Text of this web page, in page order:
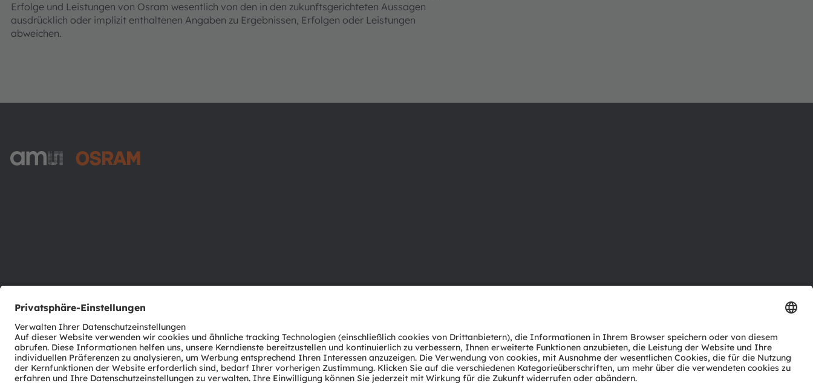
Erfolge und Leistungen von Osram wesentlich von den in den zukunftsgerichteten Aussagen
ausdrücklich oder implizit enthaltenen Angaben zu Ergebnissen, Erfolgen oder Leistungen
abweichen.
Karriere
Technischer Support
© 2026 ams-OSRAM AG. All rights reserved. DatenschutzerklärungNutzungsbedingungenTerms of TradeImpressum